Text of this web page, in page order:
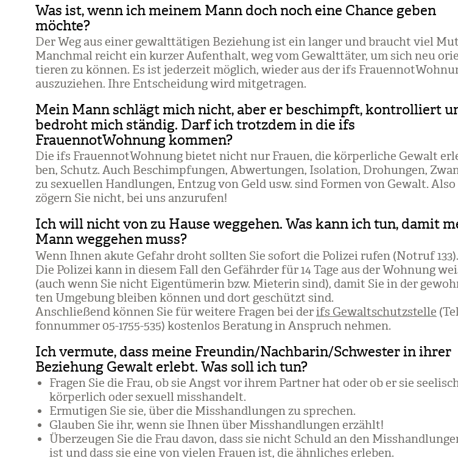
Was ist, wenn ich meinem Mann doch noch eine Chance geben
möchte?
Der Weg aus einer gewalt­tä­ti­gen Bezie­hung ist ein lan­ger und braucht viel
Manch­mal reicht ein kur­zer Auf­ent­halt, weg vom Gewalt­tä­ter, um sich neu
tie­ren zu kön­nen. Es ist jeder­zeit mög­lich, wie­der aus der ifs
aus­zu­zie­hen. Ihre Ent­schei­dung wird mit­ge­tra­gen.
Mein Mann schlägt mich nicht, aber er beschimpft, kontrolliert
bedroht mich ständig. Darf ich trotzdem in die ifs
FrauennotWohnung kommen?
Die ifs Frau­en­not­Woh­nung bie­tet nicht nur Frauen, die kör­per­li­che Gewalt
ben, Schutz. Auch Beschimp­fun­gen, Abwer­tun­gen, Iso­la­tion, Dro­hun­gen,
zu sexu­el­len Hand­lun­gen, Ent­zug von Geld usw. sind For­men von Gewalt. Also
zögern Sie nicht, bei uns anzu­ru­fen!
Ich will nicht von zu Hause weggehen. Was kann ich tun, damit
Mann weggehen muss?
Wenn Ihnen akute Gefahr droht soll­ten Sie sofort die Poli­zei rufen (Not­ruf 133).
Die Poli­zei kann in die­sem Fall den Gefähr­der für 14 Tage aus der Woh­nung
(auch wenn Sie nicht Eigen­tü­me­rin bzw. Mie­te­rin sind), damit Sie in der
ten Umge­bung blei­ben kön­nen und dort geschützt sind.
Anschlie­ßend kön­nen Sie für wei­tere Fra­gen bei derifs Gewaltschutzstelle
fon­num­mer 05-1755-535) kos­ten­los Bera­tung in Anspruch neh­men.
Ich vermute, dass meine Freundin/Nachbarin/Schwester in ihrer
Beziehung Gewalt erlebt. Was soll ich tun?
Fra­gen Sie die Frau, ob sie Angst vor ihrem Part­ner hat oder ob er sie
kör­per­lich oder sexu­ell miss­han­delt.
Ermu­ti­gen Sie sie, über die Miss­hand­lun­gen zu spre­chen.
Glau­ben Sie ihr, wenn sie Ihnen über Miss­hand­lun­gen erzählt!
Über­zeu­gen Sie die Frau davon, dass sie nicht Schuld an den
ist und dass sie eine von vie­len Frauen ist, die ähn­li­ches erle­ben.